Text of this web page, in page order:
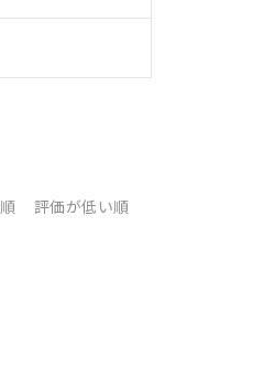
評価が低い順